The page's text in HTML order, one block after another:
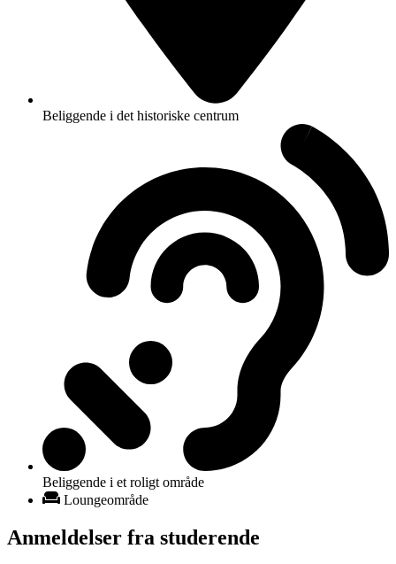
Beliggende i det historiske centrum
Beliggende i et roligt område
Loungeområde
Anmeldelser fra studerende